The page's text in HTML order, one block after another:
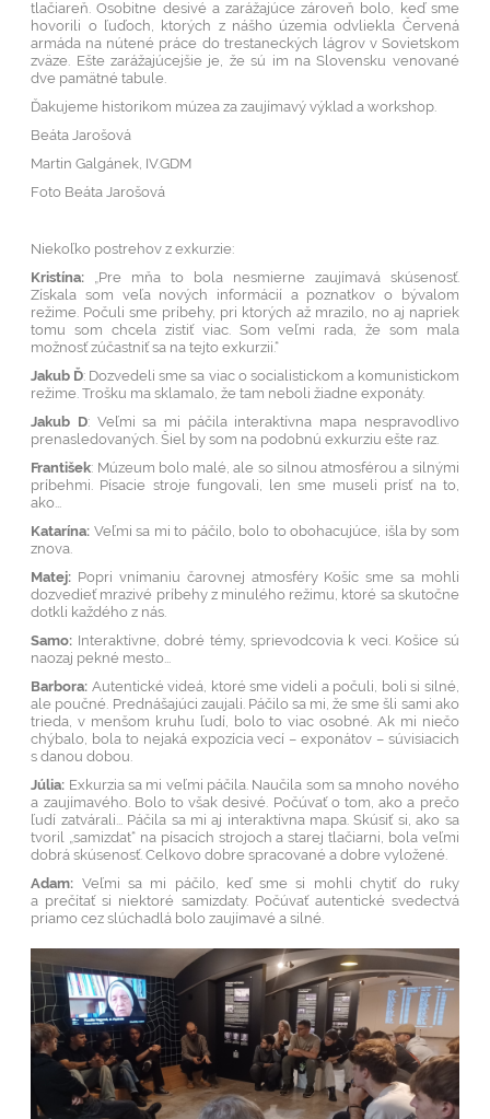
tlačiareň. Osobitne desivé a zarážajúce zároveň bolo, keď sme
hovorili o ľuďoch, ktorých z nášho územia odvliekla Červená
armáda na nútené práce do trestaneckých lágrov v Sovietskom
zväze. Ešte zarážajúcejšie je, že sú im na Slovensku venované
dve pamätné tabule.
Ďakujeme historikom múzea za zaujímavý výklad a workshop.
Beáta Jarošová
Martin Galgánek, IV.GDM
Foto Beáta Jarošová
Niekoľko postrehov z exkurzie:
Kristína: „Pre mňa to bola nesmierne zaujímavá skúsenosť.
Získala som veľa nových informácií a poznatkov o bývalom
režime. Počuli sme príbehy, pri ktorých až mrazilo, no aj napriek
tomu som chcela zistiť viac. Som veľmi rada, že som mala
možnosť zúčastniť sa na tejto exkurzii.“
Jakub Ď: Dozvedeli sme sa viac o socialistickom a komunistickom
režime. Trošku ma sklamalo, že tam neboli žiadne exponáty.
Jakub D: Veľmi sa mi páčila interaktívna mapa nespravodlivo
prenasledovaných. Šiel by som na podobnú exkurziu ešte raz.
František: Múzeum bolo malé, ale so silnou atmosférou a silnými
príbehmi. Písacie stroje fungovali, len sme museli prísť na to,
ako...
Katarína: Veľmi sa mi to páčilo, bolo to obohacujúce, išla by som
znova.
Matej: Popri vnímaniu čarovnej atmosféry Košíc sme sa mohli
dozvedieť mrazivé príbehy z minulého režimu, ktoré sa skutočne
dotkli každého z nás.
Samo: Interaktívne, dobré témy, sprievodcovia k veci. Košice sú
naozaj pekné mesto...
Barbora: Autentické videá, ktoré sme videli a počuli, boli si silné,
ale poučné. Prednášajúci zaujali. Páčilo sa mi, že sme šli sami ako
trieda, v menšom kruhu ľudí, bolo to viac osobné. Ak mi niečo
chýbalo, bola to nejaká expozícia vecí – exponátov – súvisiacich
s danou dobou.
Júlia: Exkurzia sa mi veľmi páčila. Naučila som sa mnoho nového
a zaujímavého. Bolo to však desivé. Počúvať o tom, ako a prečo
ľudí zatvárali... Páčila sa mi aj interaktívna mapa. Skúsiť si, ako sa
tvoril „samizdat“ na písacích strojoch a starej tlačiarni, bola veľmi
dobrá skúsenosť. Celkovo dobre spracované a dobre vyložené.
Adam: Veľmi sa mi páčilo, keď sme si mohli chytiť do ruky
a prečítať si niektoré samizdaty. Počúvať autentické svedectvá
priamo cez slúchadlá bolo zaujímavé a silné.